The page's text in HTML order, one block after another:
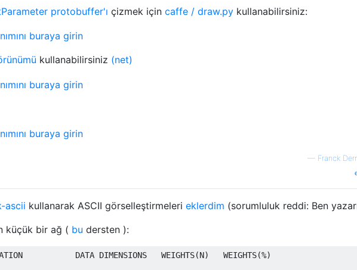
protobuffer'ı çizmek için caffe / draw.py kullanabilirsiniz:
kullanabilirsiniz (net)
— Franck
ascii kullanarak ASCII görselleştirmeleri eklerdim (sorumluluk reddi: Ben
küçük bir ağ ( bu dersten ):
DATA DIMENSIONS   WEIGHTS(N)   WEIGHTS(%)